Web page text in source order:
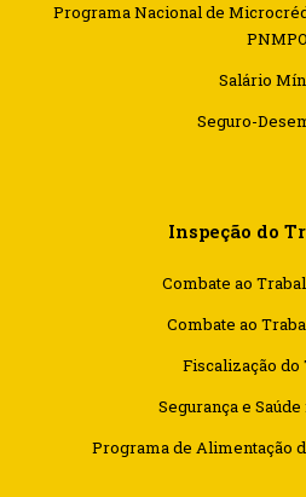
Programa Nacional de
PNMPO
Salário
Seguro-
Inspeção do
Combate ao
Combate ao
Fiscalização do
Segurança e
Programa de Alimentação